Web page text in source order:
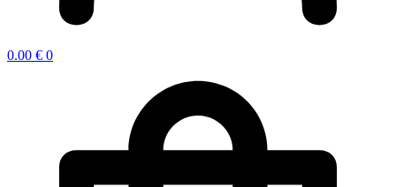
0.00 € 0